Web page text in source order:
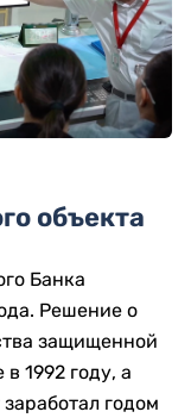
объекта
Банка
Решение о
защищенной
1992 году, а
годом